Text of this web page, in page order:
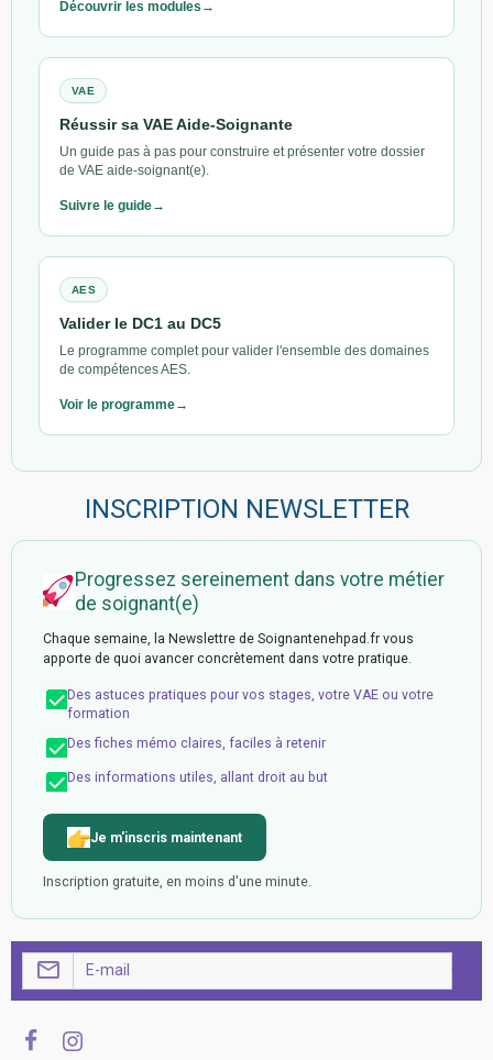
Découvrir les modules
VAE
Réussir sa VAE Aide-Soignante
Un guide pas à pas pour construire et présenter votre dossier
de VAE aide-soignant(e).
Suivre le guide
AES
Valider le DC1 au DC5
Le programme complet pour valider l'ensemble des domaines
de compétences AES.
Voir le programme
INSCRIPTION NEWSLETTER
Progressez sereinement dans votre métier
de soignant(e)
Chaque semaine, la Newslettre de Soignantenehpad.fr vous
apporte de quoi avancer concrètement dans votre pratique.
Des astuces pratiques pour vos stages, votre VAE ou votre
formation
Des fiches mémo claires, faciles à retenir
Des informations utiles, allant droit au but
Je m'inscris maintenant
Inscription gratuite, en moins d'une minute.
OK